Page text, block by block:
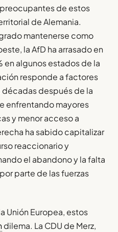
de estos
de Alemania.
mantenerse como
la AfD ha arrasado en
en algunos estados de la
responde a factores
después de la
enfrentando mayores
y menor acceso a
ha sabido capitalizar
reaccionario y
el abandono y la falta
parte de las fuerzas
Unión Europea, estos
dilema. La CDU de Merz,